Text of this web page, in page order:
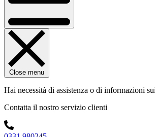
Close menu
Hai necessità di assistenza o di informazioni
Contatta il nostro servizio clienti